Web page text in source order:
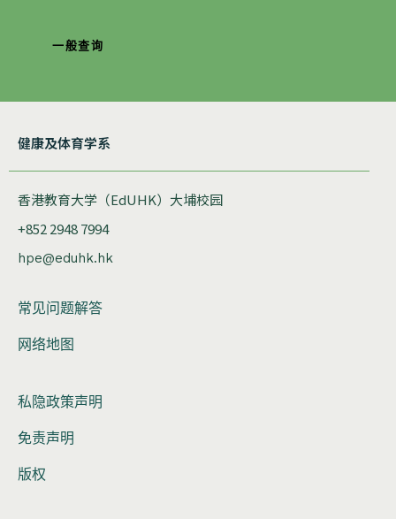
一般查询
健康及体育学系
香港教育大学（EdUHK）大埔校园
+852 2948 7994
hpe@eduhk.hk
常见问题解答
网络地图
私隐政策声明
免责声明
版权